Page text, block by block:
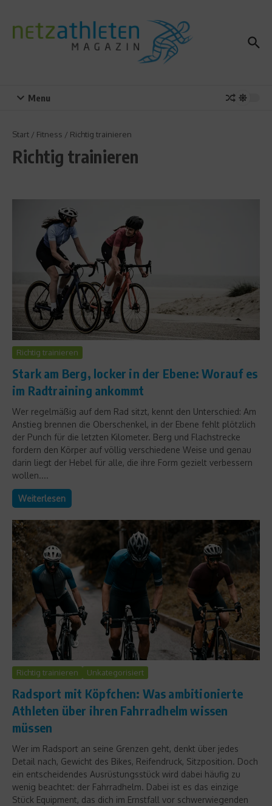
Menu
Start / Fitness / Richtig trainieren
Richtig trainieren
Richtig trainieren
Stark am Berg, locker in der Ebene: Worauf es
im Radtraining ankommt
Wer regelmäßig auf dem Rad sitzt, kennt den Unterschied: Am
Anstieg brennen die Oberschenkel, in der Ebene fehlt plötzlich
der Punch für die letzten Kilometer. Berg und Flachstrecke
fordern den Körper auf völlig verschiedene Weise und genau
darin liegt der Hebel für alle, die ihre Form gezielt verbessern
wollen....
Weiterlesen
Richtig trainieren Unkategorisiert
Radsport mit Köpfchen: Was ambitionierte
Athleten über ihren Fahrradhelm wissen
müssen
Wer im Radsport an seine Grenzen geht, denkt über jedes
Detail nach, Gewicht des Bikes, Reifendruck, Sitzposition. Doch
ein entscheidendes Ausrüstungsstück wird dabei häufig zu
wenig beachtet: der Fahrradhelm. Dabei ist es das einzige
Stück Equipment, das dich im Ernstfall vor schwerwiegenden